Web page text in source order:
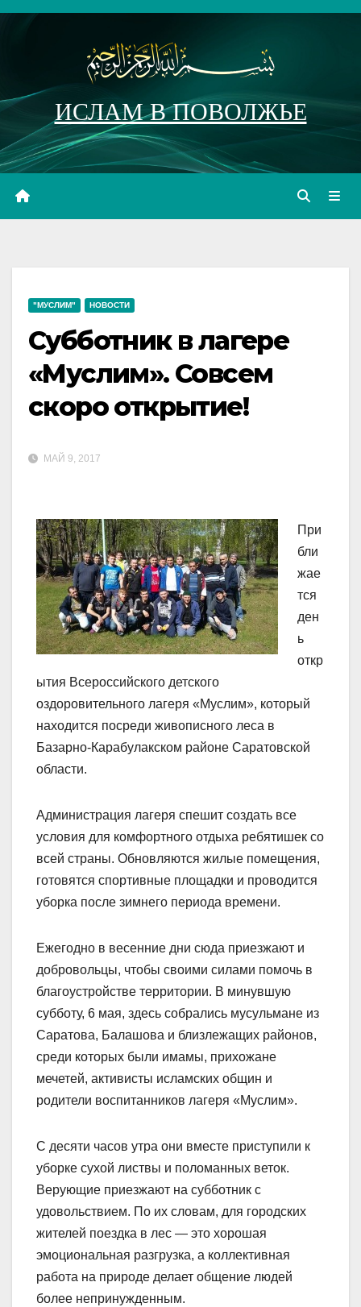
Перейти
ИСЛАМ В ПОВОЛЖЬЕ
"МУСЛИМ" НОВОСТИ
Субботник в лагере
«Муслим». Совсем
скоро открытие!
МАЙ 9, 2017
При
бли
жае
тся
ден
ь
откр
ытия Всероссийского детского
оздоровительного лагеря «Муслим», который
находится посреди живописного леса в
Базарно-Карабулакском районе Саратовской
области.
Администрация лагеря спешит создать все
условия для комфортного отдыха ребятишек со
всей страны. Обновляются жилые помещения,
готовятся спортивные площадки и проводится
уборка после зимнего периода времени.
Ежегодно в весенние дни сюда приезжают и
добровольцы, чтобы своими силами помочь в
благоустройстве территории. В минувшую
субботу, 6 мая, здесь собрались мусульмане из
Саратова, Балашова и близлежащих районов,
среди которых были имамы, прихожане
мечетей, активисты исламских общин и
родители воспитанников лагеря «Муслим».
С десяти часов утра они вместе приступили к
уборке сухой листвы и поломанных веток.
Верующие приезжают на субботник с
удовольствием. По их словам, для городских
жителей поездка в лес — это хорошая
эмоциональная разгрузка, а коллективная
работа на природе делает общение людей
более непринужденным.